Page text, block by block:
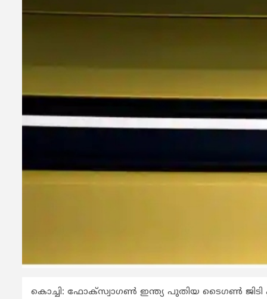
കൊച്ചി: ഫോക്സ്വാഗണ്‍ ഇന്ത്യ പുതിയ ടൈഗണ്‍ ജിടി